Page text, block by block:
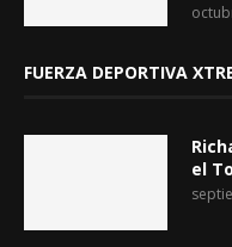
FUERZA DEPORTIVA
el